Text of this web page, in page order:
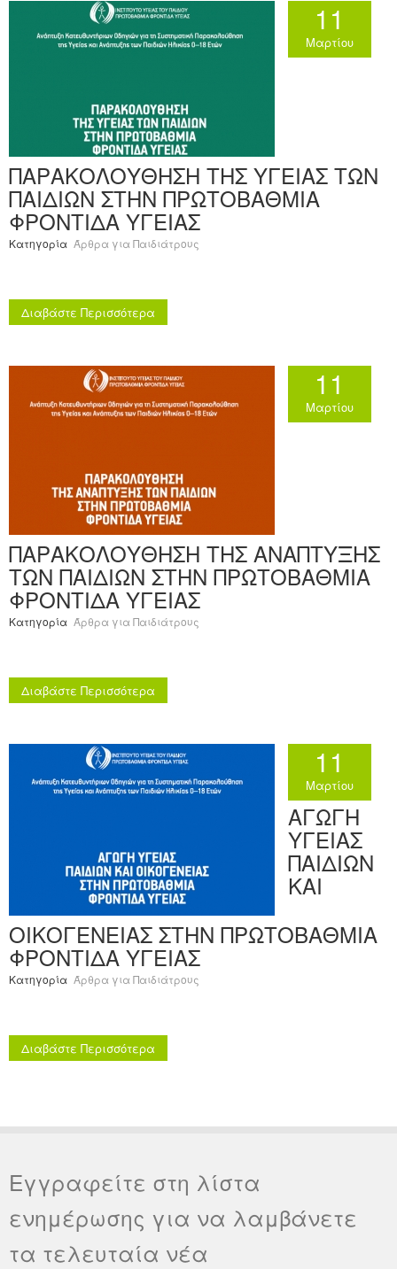
11
Μαρτίου
ΠΑΡΑΚΟΛΟΥΘΗΣΗ ΤΗΣ ΥΓΕΙΑΣ ΤΩΝ
ΠΑΙΔΙΩΝ ΣΤΗΝ ΠΡΩΤΟΒΑΘΜΙΑ
ΦΡΟΝΤΙΔΑ ΥΓΕΙΑΣ
Κατηγορία Άρθρα για Παιδιάτρους
Διαβάστε Περισσότερα
11
Μαρτίου
ΠΑΡΑΚΟΛΟΥΘΗΣΗ ΤΗΣ ΑΝΑΠΤΥΞΗΣ
ΤΩΝ ΠΑΙΔΙΩΝ ΣΤΗΝ ΠΡΩΤΟΒΑΘΜΙΑ
ΦΡΟΝΤΙΔΑ ΥΓΕΙΑΣ
Κατηγορία Άρθρα για Παιδιάτρους
Διαβάστε Περισσότερα
11
Μαρτίου
ΑΓΩΓΗ
ΥΓΕΙΑΣ
ΠΑΙΔΙΩΝ
ΚΑΙ
ΟΙΚΟΓΕΝΕΙΑΣ ΣΤΗΝ ΠΡΩΤΟΒΑΘΜΙΑ
ΦΡΟΝΤΙΔΑ ΥΓΕΙΑΣ
Κατηγορία Άρθρα για Παιδιάτρους
Διαβάστε Περισσότερα
Εγγραφείτε στη λίστα
ενημέρωσης για να λαμβάνετε
τα τελευταία νέα
Ανακοινώσεις
Επεξεργασία Προφίλ